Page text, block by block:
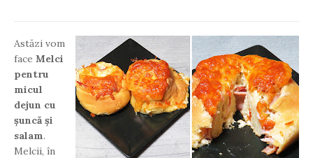
Astăzi vom
face Melci
pentru
micul
dejun cu
șuncă și
salam.
Melcii, în